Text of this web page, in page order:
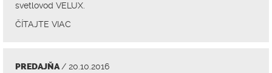
svetlovod VELUX.
ČÍTAJTE VIAC
PREDAJŇA/ 20.10.2016